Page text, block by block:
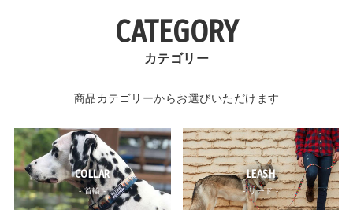
CATEGORY
カテゴリー
商品カテゴリーからお選びいただけます
COLLAR
- 首輪 -
LEASH
- リード -